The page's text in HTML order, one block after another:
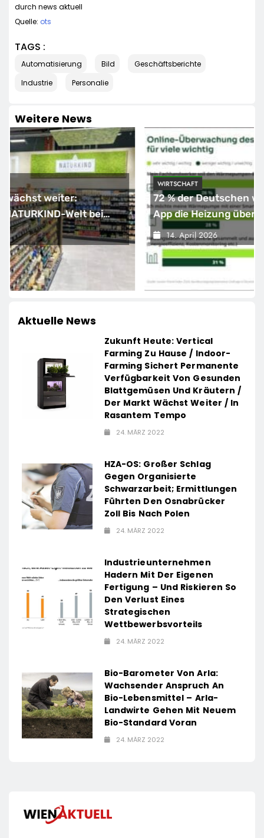
durch news aktuell
Quelle: ots
TAGS :
Automatisierung Bild
Geschäftsberichte
Industrie
Personalie
Weitere News
WIRTSCHAFT
72 % der Deutschen wollen mit Smartphone-
App die Heizung überwachen
14. April 2026
Aktuelle News
Zukunft Heute: Vertical
Farming Zu Hause / Indoor-
Farming Sichert Permanente
Verfügbarkeit Von Gesunden
Blattgemüsen Und Kräutern /
Der Markt Wächst Weiter / In
Rasantem Tempo
24. MÄRZ 2022
HZA-OS: Großer Schlag
Gegen Organisierte
Schwarzarbeit; Ermittlungen
Führten Den Osnabrücker
Zoll Bis Nach Polen
24. MÄRZ 2022
Industrieunternehmen
Hadern Mit Der Eigenen
Fertigung – Und Riskieren So
Den Verlust Eines
Strategischen
Wettbewerbsvorteils
24. MÄRZ 2022
Bio-Barometer Von Arla:
Wachsender Anspruch An
Bio-Lebensmittel – Arla-
Landwirte Gehen Mit Neuem
Bio-Standard Voran
24. MÄRZ 2022